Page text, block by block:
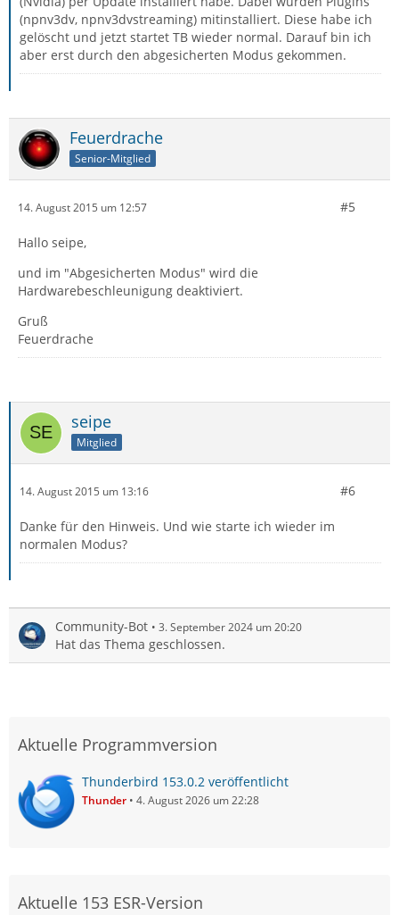
(npnv3dv, npnv3dvstreaming) mitinstalliert. Diese habe ich
gelöscht und jetzt startet TB wieder normal. Darauf bin ich
aber erst durch den abgesicherten Modus gekommen.
Feuerdrache
Senior-Mitglied
14. August 2015 um 12:57 #5
Hallo seipe,
und im "Abgesicherten Modus" wird die
Hardwarebeschleunigung deaktiviert.
Gruß
Feuerdrache
seipe
Mitglied
14. August 2015 um 13:16 #6
Danke für den Hinweis. Und wie starte ich wieder im
normalen Modus?
Community-Bot 3. September 2024 um 20:20
Hat das Thema geschlossen.
Aktuelle Programmversion
Thunderbird 153.0.2 veröffentlicht
Thunder 4. August 2026 um 22:28
Aktuelle 153 ESR-Version